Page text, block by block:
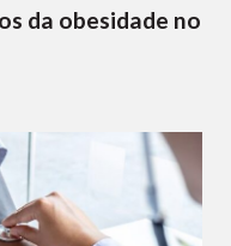
da obesidade no